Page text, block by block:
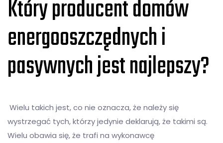
Który producent domów
energooszczędnych i
pasywnych jest najlepszy?
Wielu takich jest, co nie oznacza, że należy się
wystrzegać tych, którzy jedynie deklarują, że takimi są.
Wielu obawia się, że trafi na wykonawcę